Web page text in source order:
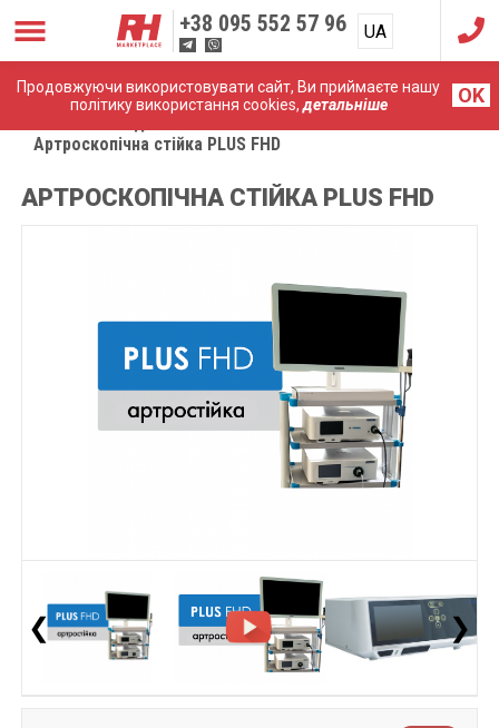
Продовжуючи використовувати сайт, Ви приймаєте нашу
політику використання cookies,детальніше OK
+38 095 552 57 96 UA
RU
Артроскопічна стійка PLUS FHD
АРТРОСКОПІЧНА СТІЙКА PLUS FHD
❮ ❯